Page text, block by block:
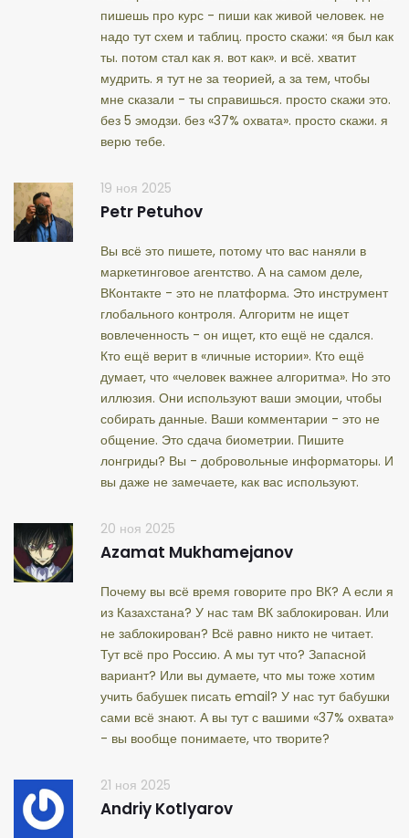
пишешь про курс - пиши как живой человек. не
надо тут схем и таблиц. просто скажи: «я был как
ты. потом стал как я. вот как». и всё. хватит
мудрить. я тут не за теорией, а за тем, чтобы
мне сказали - ты справишься. просто скажи это.
без 5 эмодзи. без «37% охвата». просто скажи. я
верю тебе.
19 ноя 2025
Petr Petuhov
Вы всё это пишете, потому что вас наняли в
маркетинговое агентство. А на самом деле,
ВКонтакте - это не платформа. Это инструмент
глобального контроля. Алгоритм не ищет
вовлеченность - он ищет, кто ещё не сдался.
Кто ещё верит в «личные истории». Кто ещё
думает, что «человек важнее алгоритма». Но это
иллюзия. Они используют ваши эмоции, чтобы
собирать данные. Ваши комментарии - это не
общение. Это сдача биометрии. Пишите
лонгриды? Вы - добровольные информаторы. И
вы даже не замечаете, как вас используют.
20 ноя 2025
Azamat Mukhamejanov
Почему вы всё время говорите про ВК? А если я
из Казахстана? У нас там ВК заблокирован. Или
не заблокирован? Всё равно никто не читает.
Тут всё про Россию. А мы тут что? Запасной
вариант? Или вы думаете, что мы тоже хотим
учить бабушек писать email? У нас тут бабушки
сами всё знают. А вы тут с вашими «37% охвата»
- вы вообще понимаете, что творите?
21 ноя 2025
Andriy Kotlyarov